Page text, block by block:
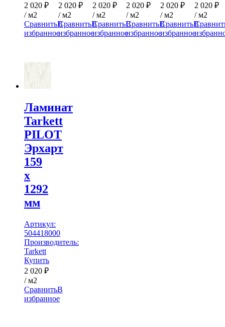
2 020 ₽
/ м2
СравнитьВ
избранное
2 020 ₽
/ м2
СравнитьВ
избранное
2 020 ₽
/ м2
СравнитьВ
избранное
2 020₽
/ м2
СравнитьВ
избранное
2 020₽
/ м2
СравнитьВ
избранное
2 020 ₽
/ м2
Ламинат
Tarkett
PILOT
Эрхарт
159
x
1292
мм
Артикул:
504418000
Производитель:
Tarkett
Купить
2 020 ₽
/ м2
СравнитьВ
избранное